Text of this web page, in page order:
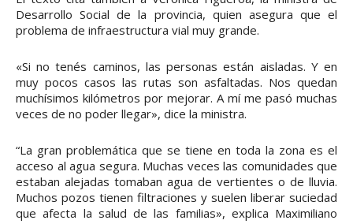
Desarrollo Social de la provincia, quien asegura que el
problema de infraestructura vial muy grande.
«Si no tenés caminos, las personas están aisladas. Y en
muy pocos casos las rutas son asfaltadas. Nos quedan
muchísimos kilómetros por mejorar. A mí me pasó muchas
veces de no poder llegar», dice la ministra.
“La gran problemática que se tiene en toda la zona es el
acceso al agua segura. Muchas veces las comunidades que
estaban alejadas tomaban agua de vertientes o de lluvia.
Muchos pozos tienen filtraciones y suelen liberar suciedad
que afecta la salud de las familias», explica Maximiliano